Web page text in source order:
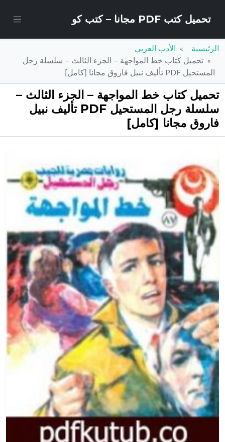
تحميل كتب PDF مجانا – كتب كو
الرئيسية
الأدب العربي
تحميل كتاب خط المواجهة – الجزء الثالث – سلسلة رجل
المستحيل PDF تأليف نبيل فاروق مجانا [كامل]
تحميل كتاب خط المواجهة – الجزء الثالث –
سلسلة رجل المستحيل PDF تأليف نبيل
فاروق مجانا [كامل]